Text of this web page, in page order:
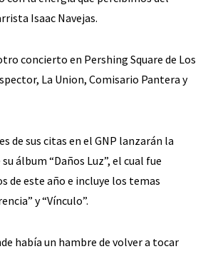
Isaac Navejas.
concierto en Pershing Square de Los
La Union, Comisario Pantera y
de sus citas en el GNP lanzarán la
álbum “Daños Luz”, el cual fue
de este año e incluye los temas
y “Vínculo”.
había un hambre de volver a tocar